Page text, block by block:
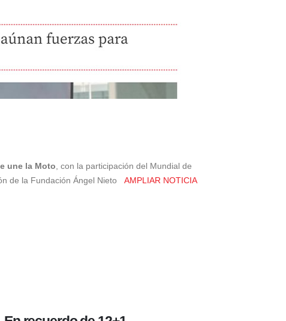
une la Moto , con la participación del Mundial de
de la Fundación Ángel Nieto AMPLIAR NOTICIA